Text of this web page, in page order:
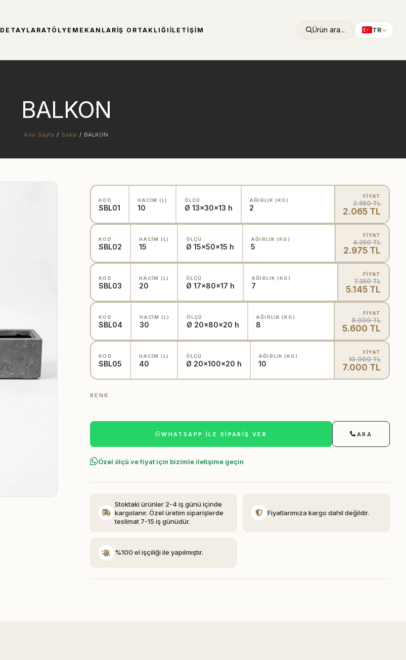
DETAYLARATÖLYE MEKANLARİŞ ORTAKLIĞI İLETIŞIM Ürün ara... TR
BALKON
Ana Sayfa / Saksı / BALKON
KOD
SBL01
HACİM (L)
10
ÖLÇÜ
Ø 13x30x13 h
AĞIRLIK (KG)
2
FİYAT
2.950 TL
2.065 TL
KOD
SBL02
HACİM (L)
15
ÖLÇÜ
Ø 15x50x15 h
AĞIRLIK (KG)
5
FİYAT
4.250 TL
2.975 TL
KOD
SBL03
HACİM (L)
20
ÖLÇÜ
Ø 17x80x17 h
AĞIRLIK (KG)
7
FİYAT
7.350 TL
5.145 TL
KOD
SBL04
HACİM (L)
30
ÖLÇÜ
Ø 20x80x20 h
AĞIRLIK (KG)
8
FİYAT
8.000 TL
5.600 TL
KOD
SBL05
HACİM (L)
40
ÖLÇÜ
Ø 20x100x20 h
AĞIRLIK (KG)
10
FİYAT
10.000 TL
7.000 TL
RENK
WHATSAPP ILE SIPARIŞ VER ARA
Özel ölçü ve fiyat için bizimle iletişime geçin
Stoktaki ürünler 2-4 iş günü içinde
kargolanır. Özel üretim siparişlerde
teslimat 7-15 iş günüdür.
Fiyatlarımıza kargo dahil değildir.
%100 el işçiliği ile yapılmıştır.